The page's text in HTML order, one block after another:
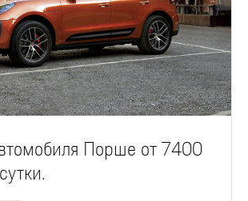
Порше от 7400